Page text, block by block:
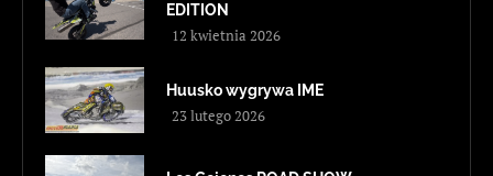
EDITION
12 kwietnia 2026
Huusko wygrywa IME
23 lutego 2026